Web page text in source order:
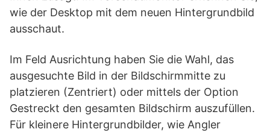
wie der Desktop mit dem neuen Hintergrundbild
ausschaut.
Im Feld Ausrichtung haben Sie die Wahl, das
ausgesuchte Bild in der Bildschirmmitte zu
platzieren (Zentriert) oder mittels der Option
Gestreckt den gesamten Bildschirm auszufüllen.
Für kleinere Hintergrundbilder, wie Angler